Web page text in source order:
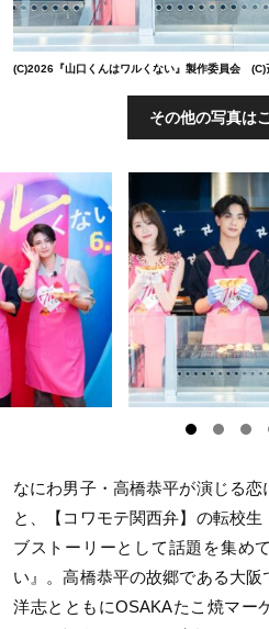
(C)2026『山口くんはワルくない』製作委員会 (C)
その他の写真は
なにわ男子・高橋恭平が演じる
と、【コワモテ関西弁】の転校
ブストーリーとして話題を集め
い』。高橋恭平の故郷である大
洋志とともにOSAKAたこ焼マー